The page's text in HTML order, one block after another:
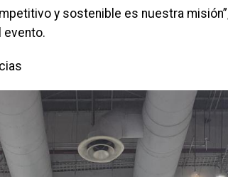
y sostenible es nuestra
evento.